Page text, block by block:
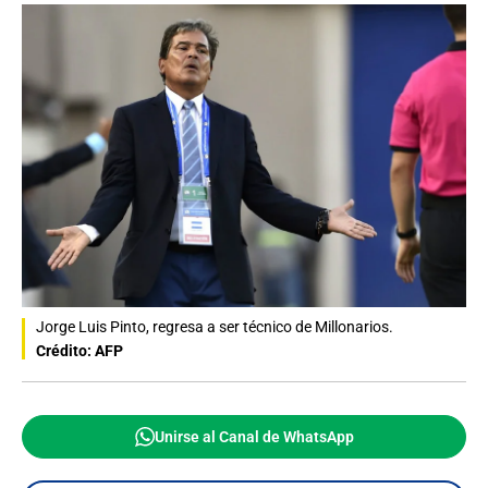
Jorge Luis Pinto, regresa a ser técnico de Millonarios.
Crédito: AFP
Unirse al Canal de WhatsApp